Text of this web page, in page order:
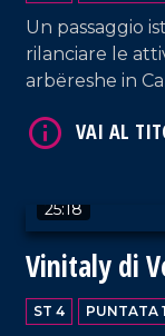
Un passaggio
rilanciare le
arbëreshe in
con Ernesto
25:18
Vinitaly di
ancora
ST 4 PUNTATA